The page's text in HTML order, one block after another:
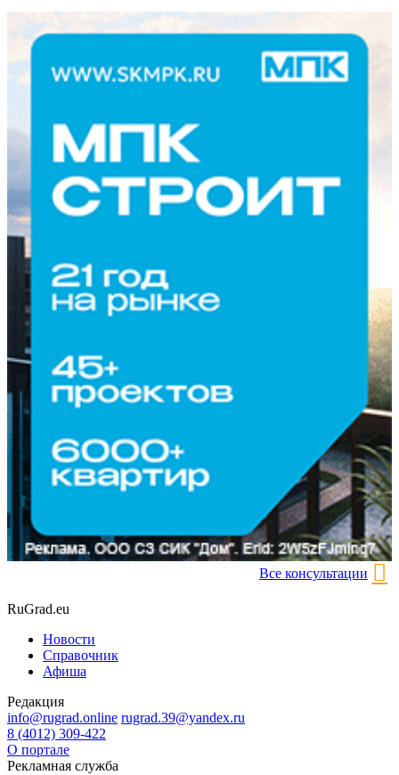
Все консультации
RuGrad.eu
Новости
Справочник
Афиша
Редакция
info@rugrad.online rugrad.39@yandex.ru
8 (4012) 309-422
О портале
Рекламная служба